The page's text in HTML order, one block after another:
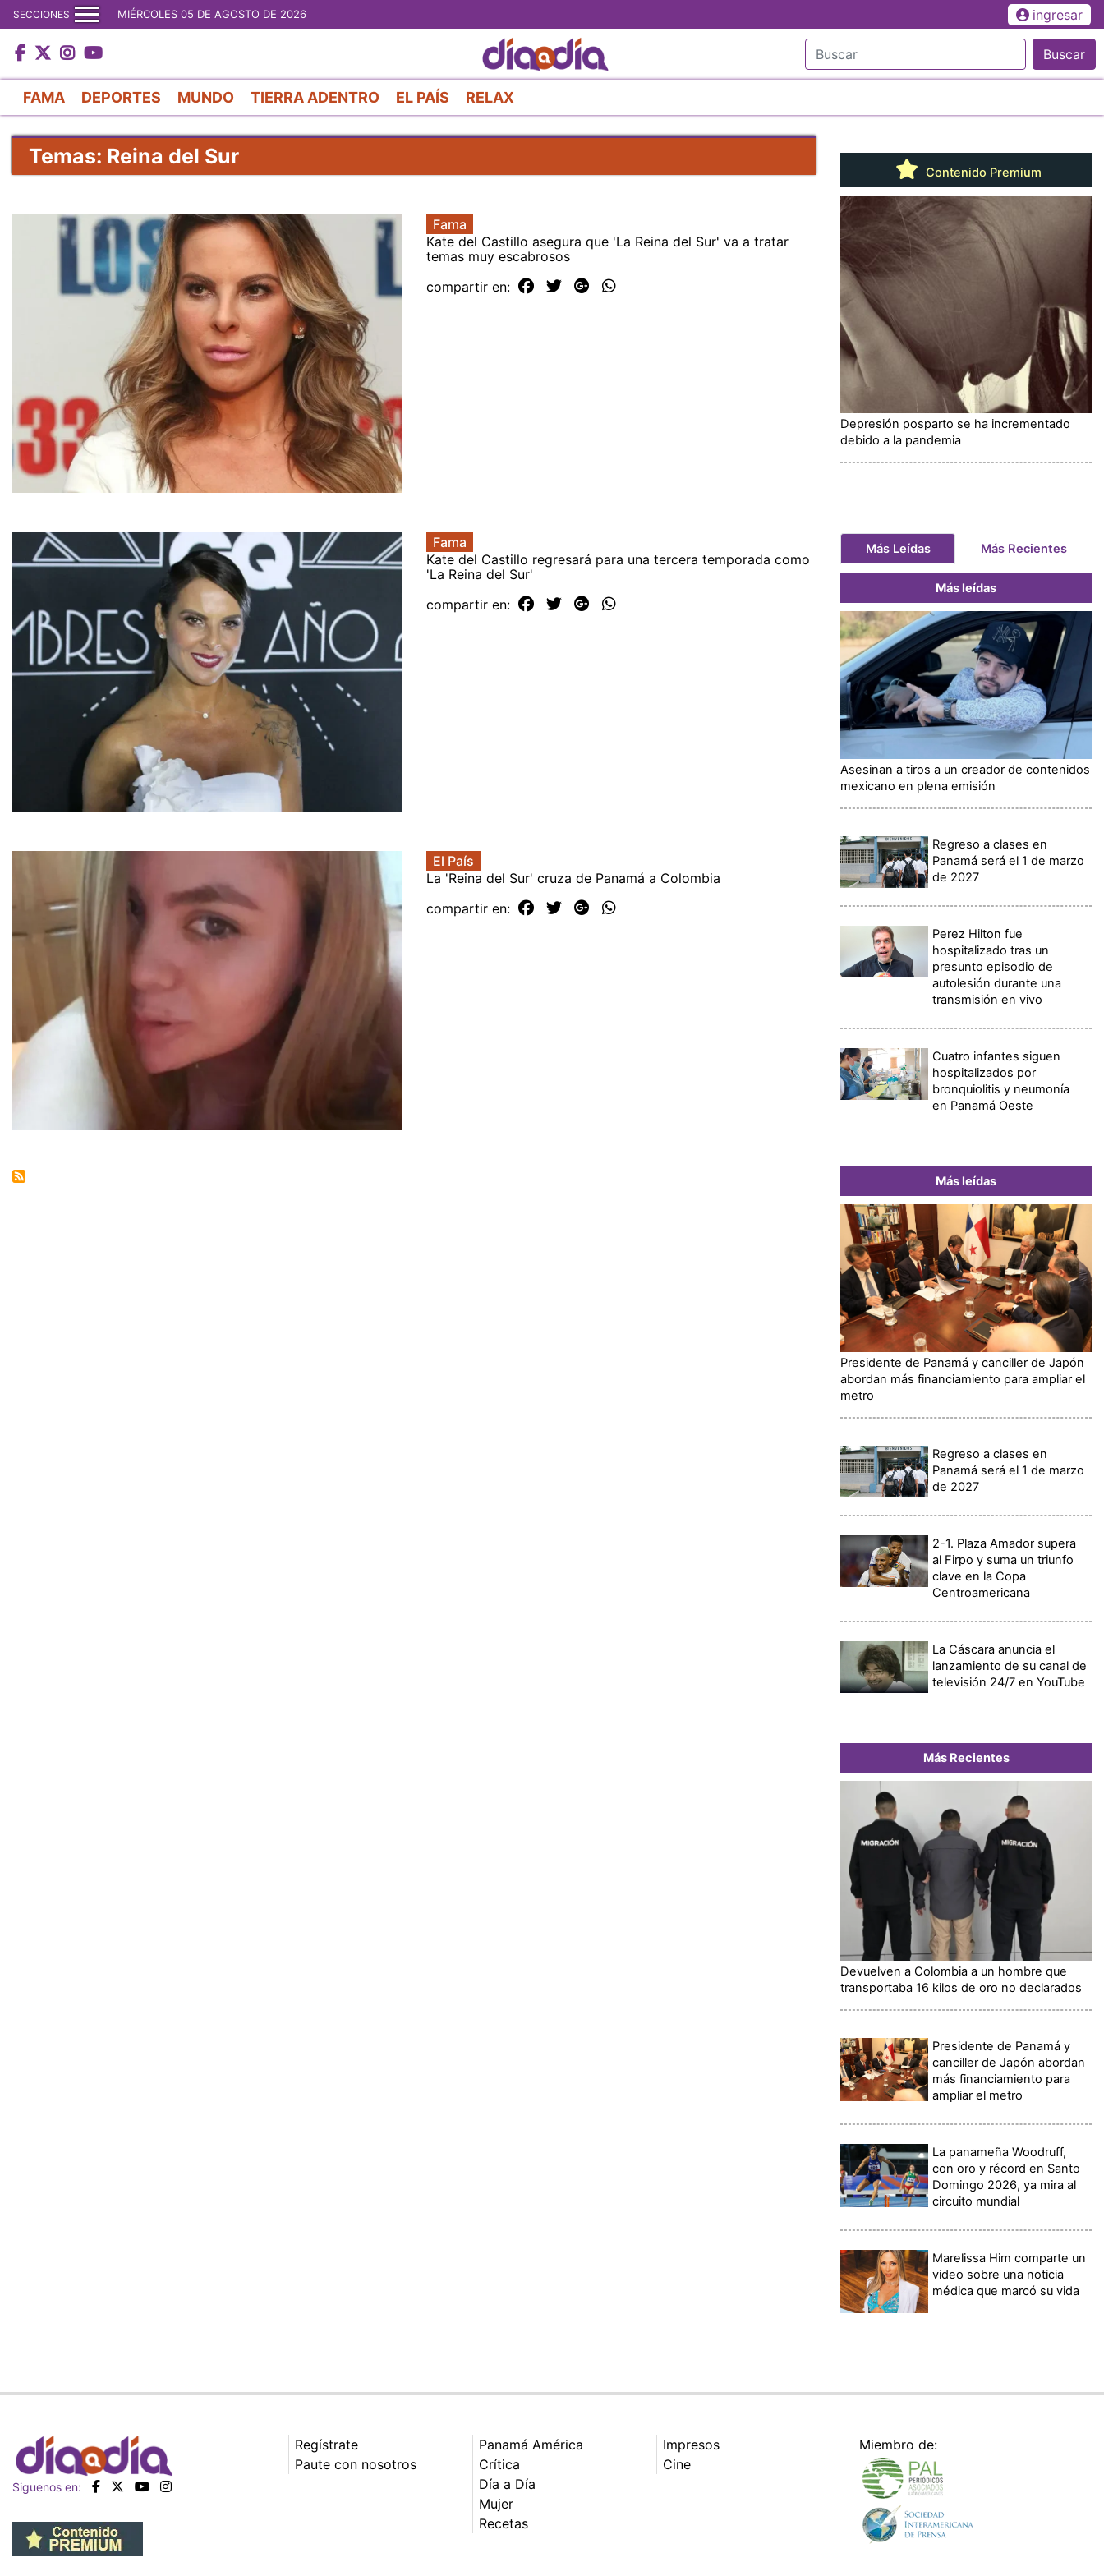
al
contenido
principal
SECCIONES MIÉRCOLES 05 DE AGOSTO DE 2026 ingresar
Buscar
FAMA DEPORTES MUNDO TIERRA ADENTRO EL PAÍS RELAX
Temas: Reina del Sur
Fama
Kate del Castillo asegura que 'La Reina del Sur' va a tratar
temas muy escabrosos
compartir en:
Fama
Kate del Castillo regresará para una tercera temporada como
'La Reina del Sur'
compartir en:
El País
La 'Reina del Sur' cruza de Panamá a Colombia
compartir en:
Contenido Premium
Depresión posparto se ha incrementado
debido a la pandemia
Más Leídas Más Recientes
Más leídas
Asesinan a tiros a un creador de contenidos
mexicano en plena emisión
Regreso a clases en
Panamá será el 1 de marzo
de 2027
Perez Hilton fue
hospitalizado tras un
presunto episodio de
autolesión durante una
transmisión en vivo
Cuatro infantes siguen
hospitalizados por
bronquiolitis y neumonía
en Panamá Oeste
Más leídas
Presidente de Panamá y canciller de Japón
abordan más financiamiento para ampliar el
metro
Regreso a clases en
Panamá será el 1 de marzo
de 2027
2-1. Plaza Amador supera
al Firpo y suma un triunfo
clave en la Copa
Centroamericana
La Cáscara anuncia el
lanzamiento de su canal de
televisión 24/7 en YouTube
Más Recientes
Devuelven a Colombia a un hombre que
transportaba 16 kilos de oro no declarados
Presidente de Panamá y
canciller de Japón abordan
más financiamiento para
ampliar el metro
La panameña Woodruff,
con oro y récord en Santo
Domingo 2026, ya mira al
circuito mundial
Marelissa Him comparte un
video sobre una noticia
médica que marcó su vida
Siguenos en:
Regístrate
Paute con nosotros
Panamá América
Crítica
Día a Día
Mujer
Recetas
Impresos
Cine
Miembro de: